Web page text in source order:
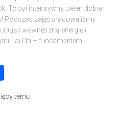
To był intensywny, pełen dobrej
Podczas zajęć pracowaliśmy
wewnętrzną energię i
Tai Chi – fundamentem
temu